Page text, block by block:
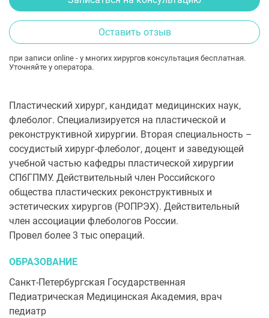
Оставить отзыв
при записи online - у многих хирургов консультация бесплатная.
Уточняйте у оператора.
Пластический хирург, кандидат медицинских наук,
флеболог. Специализируется на пластической и
реконструктивной хирургии. Вторая специальность –
сосудистый хирург-флеболог, доцент и заведующей
учебной частью кафедры пластической хирургии
СПбГПМУ. Действительный член Российского
общества пластических реконструктивных и
эстетических хирургов (РОПРЭХ). Действительный
член ассоциации флебологов России.
Провел более 3 тыс операций.
ОБРАЗОВАНИЕ
Санкт-Петербургская Государственная
Педиатрическая Медицинская Академия, врач
педиатр